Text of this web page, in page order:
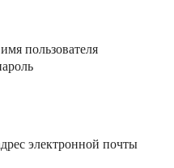
пользователя
электронной почты